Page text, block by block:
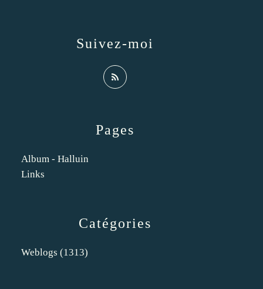
Catégories
Weblogs (1313)
Pages
Album - Halluin
Links
Suivez-moi